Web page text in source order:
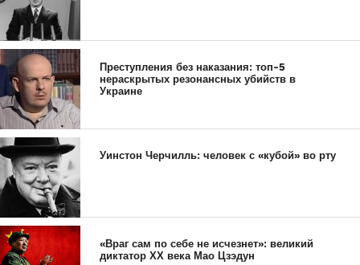
Преступления без наказания: топ-5
нераскрытых резонансных убийств в
Украине
Уинстон Черчилль: человек с «кубой» во рту
«Враг сам по себе не исчезнет»: великий
диктатор ХХ века Мао Цзэдун